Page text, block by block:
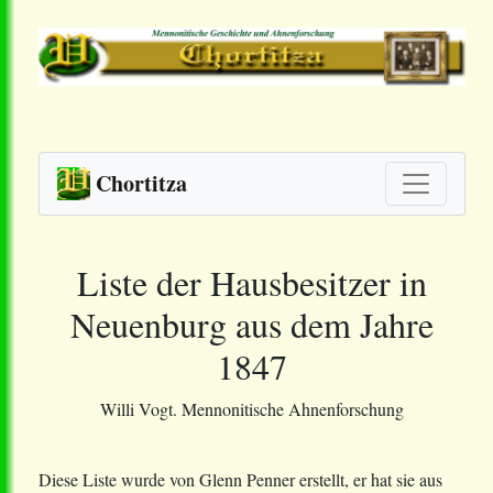
Chortitza
Liste der Hausbesitzer in
Neuenburg aus dem Jahre
1847
Willi Vogt. Mennonitische Ahnenforschung
Diese Liste wurde von Glenn Penner erstellt, er hat sie aus